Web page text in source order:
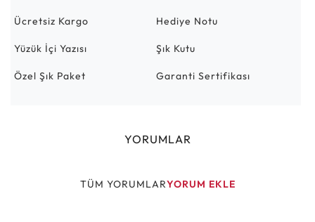
Ücretsiz Kargo Hediye Notu
Yüzük İçi Yazısı Şık Kutu
Özel Şık Paket Garanti Sertifikası
YORUMLAR
TÜM YORUMLARYORUM EKLE